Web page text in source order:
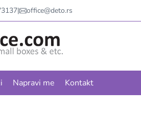
| office@deto.rs
Napravi me Kontakt